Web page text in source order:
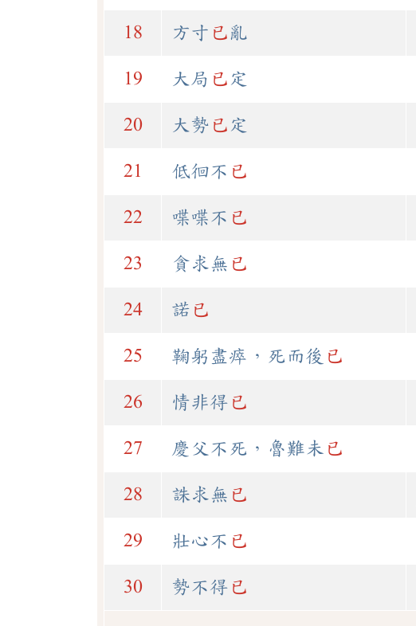
18 方寸 已 亂
19 大局 已 定
20 大勢 已 定
21 低徊不 已
22 喋喋不 已
23 貪求無 已
24 諾 已
25 鞠躬盡瘁，死而後 已
26 情非得 已
27 慶父不死，魯難未 已
28 誅求無 已
29 壯心不 已
30 勢不得 已